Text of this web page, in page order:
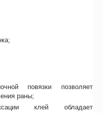
повязки позволяет
раны;
клей обладает